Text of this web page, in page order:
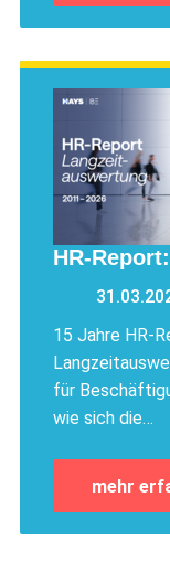
HR-
15 Jahre HR-
für
wie sich die…
mehr